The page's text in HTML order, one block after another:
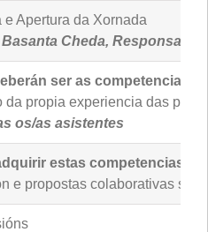
e Apertura da Xornada
Cheda,
ser as competencias
da propia experiencia das
os/as asistentes
estas competencias e
e propostas colaborativas